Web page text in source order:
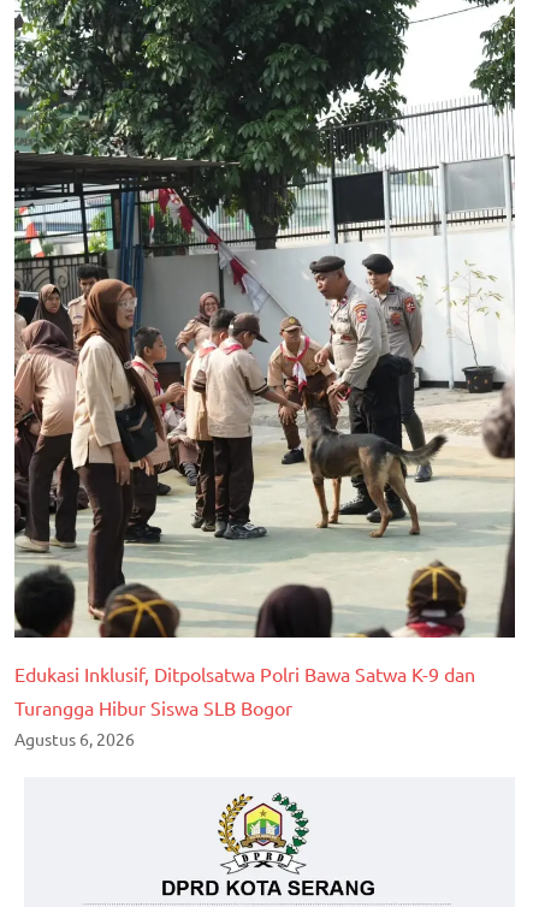
Edukasi Inklusif, Ditpolsatwa Polri Bawa Satwa K-9 dan
Turangga Hibur Siswa SLB Bogor
Agustus 6, 2026